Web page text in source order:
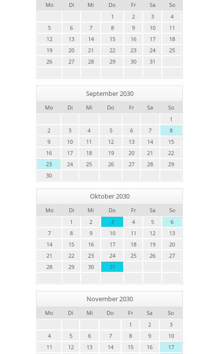
Mo Di Mi Do Fr Sa
So
1
2 3
4
5
6 7 8 9 10
11
12
13 14 15 16 17
18
19
20 21 22 23 24
25
26
27 28 29 30 31
September 2030
Mo Di Mi Do Fr Sa
So
1
2
3 4 5 6 7
8
9
10 11 12 13 14
15
16
17 18 19 20 21
22
23
24 25 26 27 28
29
30
Oktober 2030
Mo Di Mi Do Fr Sa
So
1
2 3 4 5
6
7
8 9 10 11 12
13
14
15 16 17 18 19
20
21
22 23 24 25 26
27
28
29 30 31
November 2030
Mo Di Mi Do Fr Sa
So
1
2
3
4
5 6 7 8 9
10
11
12 13 14 15 16
17